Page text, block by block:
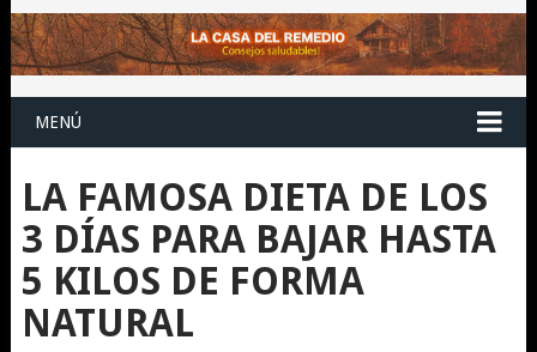
MENÚ
LA FAMOSA DIETA DE LOS
3 DÍAS PARA BAJAR HASTA
5 KILOS DE FORMA
NATURAL